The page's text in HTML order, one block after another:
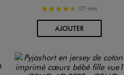
4.5/5 de moyenne
(27 avis)
AJOUTERAU PANIER